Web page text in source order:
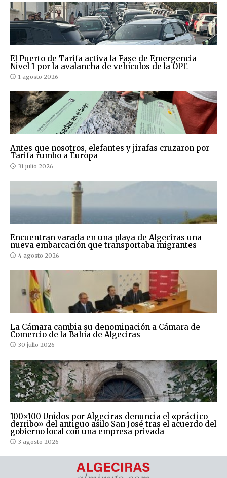
El Puerto de Tarifa activa la Fase de Emergencia
Nivel 1 por la avalancha de vehículos de la OPE
1 agosto 2026
Antes que nosotros, elefantes y jirafas cruzaron por
Tarifa rumbo a Europa
31 julio 2026
Encuentran varada en una playa de Algeciras una
nueva embarcación que transportaba migrantes
4 agosto 2026
La Cámara cambia su denominación a Cámara de
Comercio de la Bahía de Algeciras
30 julio 2026
100×100 Unidos por Algeciras denuncia el «práctico
derribo» del antiguo asilo San José tras el acuerdo del
gobierno local con una empresa privada
3 agosto 2026